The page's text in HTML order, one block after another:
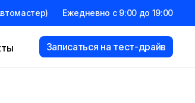
Ежедневно с 9:00 до 19:00
Записаться на тест-драйв